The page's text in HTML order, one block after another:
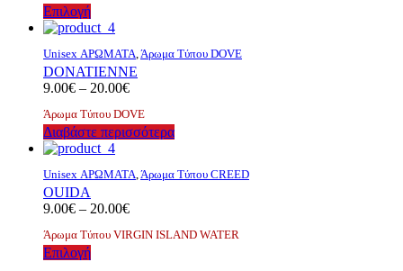
επιλογές
μπορούν
να
επιλεγούν
στη
σελίδα
προϊόντος
ΕπιλογήΑυτό
το
έχει
πολλαπλές
παραλλαγές.
Οι
επιλογές
μπορούν
να
επιλεγούν
σελίδα
προϊόντος
Unisex ΑΡΩΜΑΤΑ,Άρωμα Τύπου DOVE
DONATIENNE
9.00€ – 20.00€Price
9.00€
through
Άρωμα Τύπου DOVE
Διαβάστε περισσότερα
Unisex ΑΡΩΜΑΤΑ,Άρωμα Τύπου CREED
OUIDA
9.00€ – 20.00€Price
9.00€
Άρωμα Τύπου VIRGIN ISLAND WATER
ΕπιλογήΑυτό